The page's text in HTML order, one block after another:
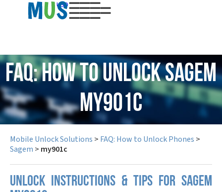
USD
FAQ: How to Unlock Sagem
my901c
Mobile Unlock Solutions > FAQ: How to Unlock Phones >
Sagem > my901c
UNLOCK INSTRUCTIONS & TIPS FOR SAGEM